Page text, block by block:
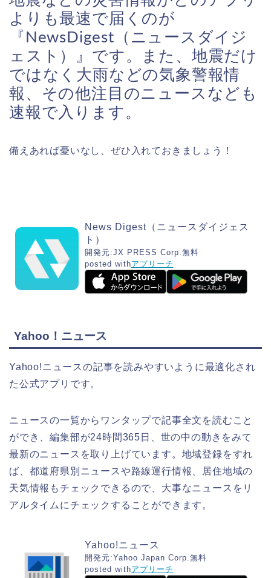
よりも最速で届く のが
『NewsDigest（ニュースダイジ
ェスト）』です。また、地震だけ
ではなく大雨などの気象警報情
報、その他注目のニュースなども
速報で入ります。
備えあれば憂いなし、ぜひ入れておきましょう！
News Digest（ニュースダイジェス
ト）
開発元:JX PRESS Corp. 無料
posted withアプリーチ
Yahoo！ニュース
Yahoo!ニュースの記事を読みやすいように最適化され
た公式アプリです。
ニュースの一覧からワンタップで記事全文を読むこと
ができ、編集部が24時間365日、世の中の動きをみて
最新のニュースを取り上げています。地域登録をすれ
ば、都道府県別ニュースや路線運行情報、居住地域の
天気情報もチェックできるので、大事なニュースをリ
アルタイムにチェックすることができます。
Yahoo!ニュース
開発元:Yahoo Japan Corp. 無料
posted withアプリーチ